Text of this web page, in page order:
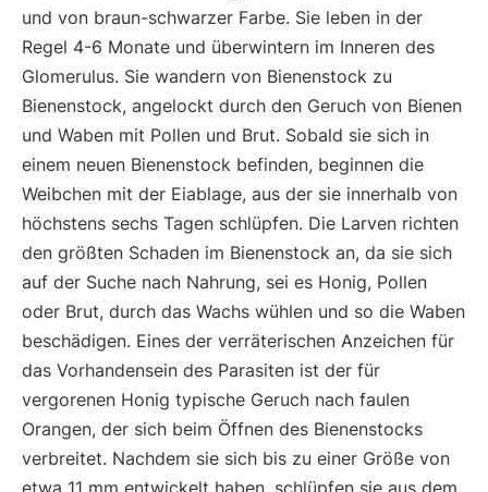
und von braun-schwarzer Farbe. Sie leben in der
Regel 4-6 Monate und überwintern im Inneren des
Glomerulus. Sie wandern von Bienenstock zu
Bienenstock, angelockt durch den Geruch von Bienen
und Waben mit Pollen und Brut. Sobald sie sich in
einem neuen Bienenstock befinden, beginnen die
Weibchen mit der Eiablage, aus der sie innerhalb von
höchstens sechs Tagen schlüpfen. Die Larven richten
den größten Schaden im Bienenstock an, da sie sich
auf der Suche nach Nahrung, sei es Honig, Pollen
oder Brut, durch das Wachs wühlen und so die Waben
beschädigen. Eines der verräterischen Anzeichen für
das Vorhandensein des Parasiten ist der für
vergorenen Honig typische Geruch nach faulen
Orangen, der sich beim Öffnen des Bienenstocks
verbreitet. Nachdem sie sich bis zu einer Größe von
etwa 11 mm entwickelt haben, schlüpfen sie aus dem